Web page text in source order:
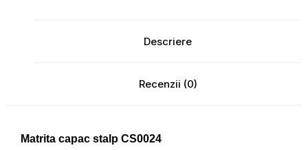
Descriere
Recenzii (0)
Matrita capac stalp CS0024